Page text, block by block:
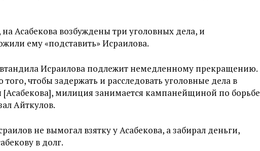
Асабекова возбуждены три уголовных дела, и
ему «подставить» Исраилова.
Исраилова подлежит немедленному прекращению.
чтобы задержать и расследовать уголовные дела в
[Асабекова], милиция занимается кампанейщиной по борьбе
Айткулов.
не вымогал взятку у Асабекова, а забирал деньги,
в долг.